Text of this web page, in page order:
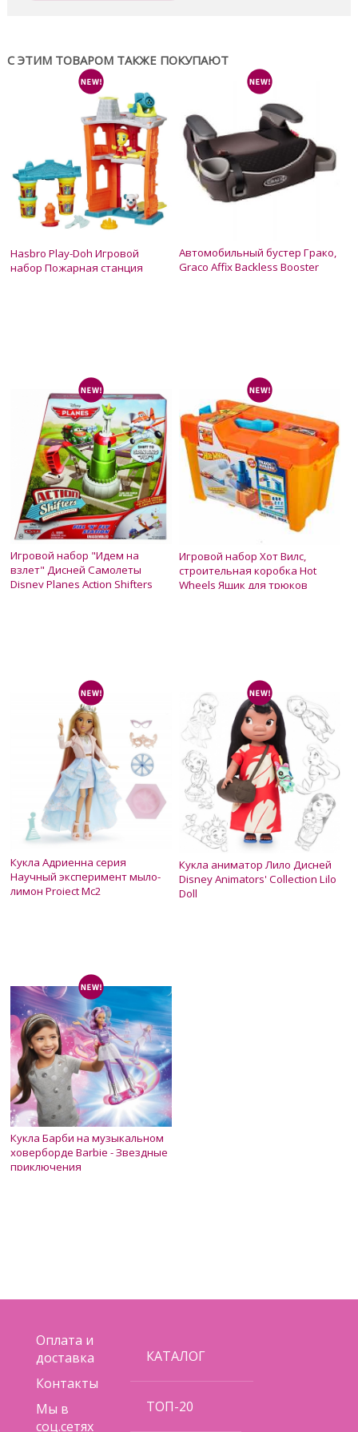
С ЭТИМ ТОВАРОМ ТАКЖЕ ПОКУПАЮТ
Hasbro Play-Doh Игровой
набор Пожарная станция
Автомобильный бустер Грако,
Graco Affix Backless Booster
Игровой набор "Идем на
взлет" Дисней Самолеты
Disney Planes Action Shifters
Игровой набор Хот Вилс,
строительная коробка Hot
Wheels Ящик для трюков
Кукла Адриенна серия
Научный эксперимент мыло-
лимон Project Mc2
Кукла аниматор Лило Дисней
Disney Animators' Collection Lilo
Doll
Кукла Барби на музыкальном
ховерборде Barbie - Звездные
приключения
Оплата и
доставка
Контакты
Мы в
соц.сетях
КАТАЛОГ
ТОП-20